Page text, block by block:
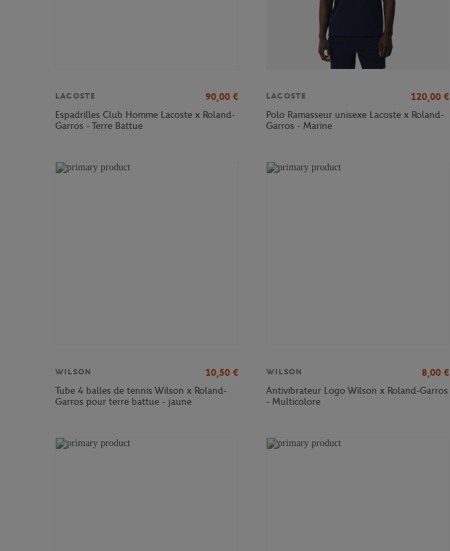
LACOSTE 90,00 €
Espadrilles Club Homme Lacoste x Roland-
Garros - Terre Battue
LACOSTE 120,00 €
Polo Ramasseur unisexe Lacoste x Roland-
Garros - Marine
WILSON 10,50 €
Tube 4 balles de tennis Wilson x Roland-
Garros pour terre battue - jaune
WILSON 8,00 €
Antivibrateur Logo Wilson x Roland-Garros
- Multicolore